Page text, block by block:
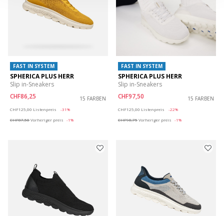
FAST IN SYSTEM
SPHERICA PLUS HERR
Slip in-Sneakers
CHF86,25
15 FARBEN
CHF125,00 Listenpreis
-31%
CHF87,50Vorheriger preis -1%
FAST IN SYSTEM
SPHERICA PLUS HERR
Slip in-Sneakers
CHF97,50
15 FARBEN
CHF125,00 Listenpreis
-22%
CHF98,75Vorheriger preis -1%